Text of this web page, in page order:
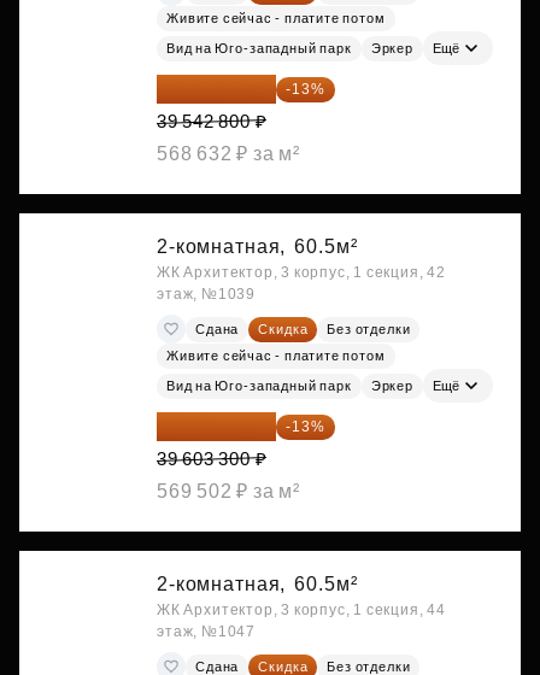
Живите сейчас - платите потом
Вид на Юго-западный парк Эркер Ещё
34 402 236 ₽ -13%
39 542 800 ₽
568 632 ₽ за м²
2-комнатная, 60.5м²
ЖК Архитектор, 3 корпус, 1 секция, 42
этаж, №1039
Сдана Скидка
Без отделки
Живите сейчас - платите потом
Вид на Юго-западный парк Эркер Ещё
34 454 871 ₽ -13%
39 603 300 ₽
569 502 ₽ за м²
2-комнатная, 60.5м²
ЖК Архитектор, 3 корпус, 1 секция, 44
этаж, №1047
Сдана Скидка Без отделки